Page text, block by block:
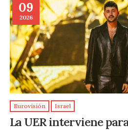
09
2026
Eurovisión Israel
La UER interviene